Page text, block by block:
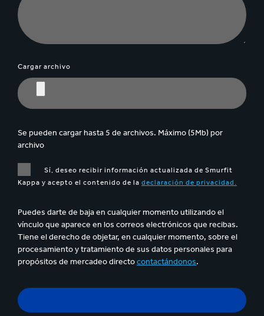
Cargar archivo
Se pueden cargar hasta 5 de archivos. Máximo (5Mb) por
archivo
Sí, deseo recibir información actualizada de Smurfit
Kappa y acepto el contenido de la declaración de privacidad.
Puedes darte de baja en cualquier momento utilizando el
vínculo que aparece en los correos electrónicos que recibas.
Tiene el derecho de objetar, en cualquier momento, sobre el
procesamiento y tratamiento de sus datos personales para
propósitos de mercadeo directocontactándonos.